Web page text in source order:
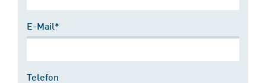
E-Mail*
Telefon